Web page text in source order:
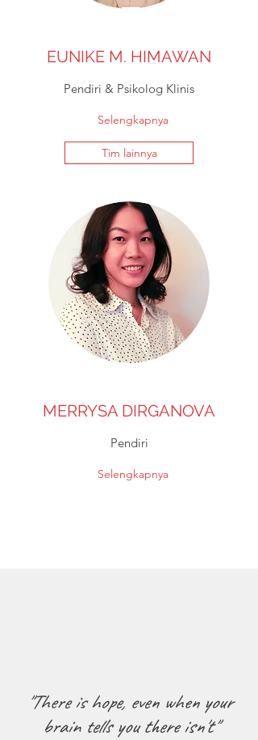
EUNIKE M. HIMAWAN
Pendiri & Psikolog Klinis
Selengkapnya
Tim lainnya
MERRYSA DIRGANOVA
Pendiri
Selengkapnya
"There is hope, even when your
brain tells you there isn't"